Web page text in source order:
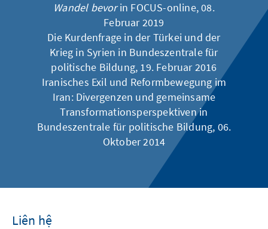
Wandel bevorin FOCUS-online, 08.
Februar 2019
Die Kurdenfrage in der Türkei und der
Krieg in Syrien in Bundeszentrale für
politische Bildung, 19. Februar 2016
Iranisches Exil und Reformbewegung im
Iran: Divergenzen und gemeinsame
Transformationsperspektivenin
Bundeszentrale für politische Bildung, 06.
Oktober 2014
Liên hệ